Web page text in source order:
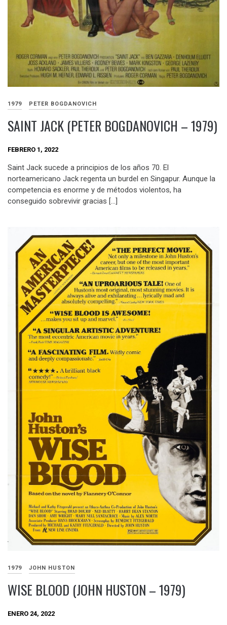
1979 PETER BOGDANOVICH
SAINT JACK (PETER BOGDANOVICH – 1979)
FEBRERO 1, 2022
Saint Jack sucede a principios de los años 70. El
norteamericano Jack regenta un burdel en Singapur. Aunque la
competencia es enorme y de métodos violentos, ha
conseguido sobrevivir gracias […]
1979 JOHN HUSTON
WISE BLOOD (JOHN HUSTON – 1979)
ENERO 24, 2022